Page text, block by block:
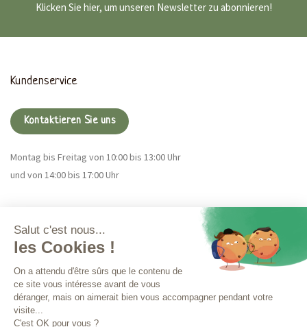
Klicken Sie hier, um unseren Newsletter zu abonnieren!
Kundenservice
Kontaktieren Sie uns
Montag bis Freitag von 10:00 bis 13:00 Uhr
und von 14:00 bis 17:00 Uhr
Mehr Infos
Bestellungen